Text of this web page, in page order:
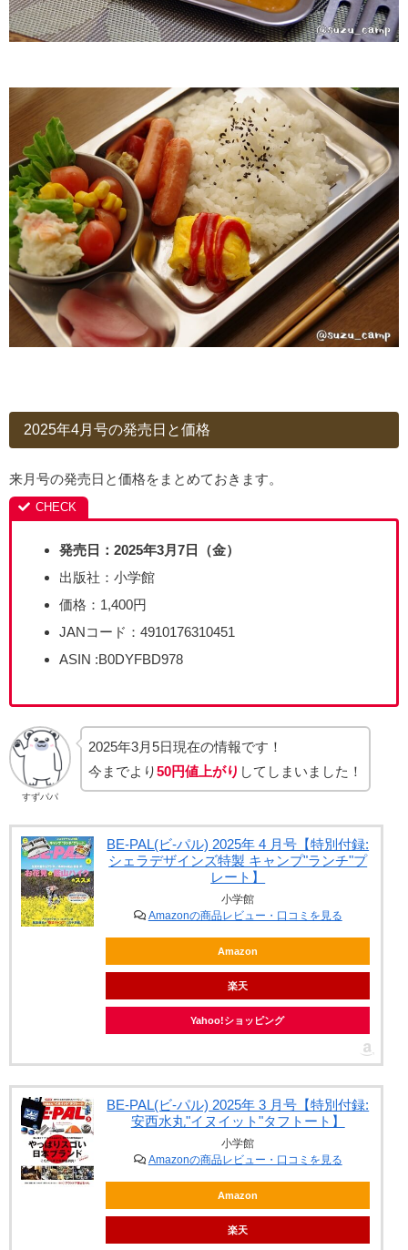
2025年4月号の発売日と価格
来月号の発売日と価格をまとめておきます。
発売日：2025年3月7日（金）
出版社：小学館
価格：1,400円
JANコード：4910176310451
ASIN :B0DYFBD978
すずパパ
2025年3月5日現在の情報です！
今までより50円値上がり してしまいました！
BE-PAL(ビ-パル) 2025年 4 月号【特別付録:
シェラデザインズ特製 キャンプ"ランチ"プ
レート】
小学館
Amazonの商品レビュー・口コミを見る
Amazon
楽天
Yahoo!ショッピング
BE-PAL(ビ-パル) 2025年 3 月号【特別付録:
安西水丸"イヌイット"タフトート】
小学館
Amazonの商品レビュー・口コミを見る
Amazon
楽天